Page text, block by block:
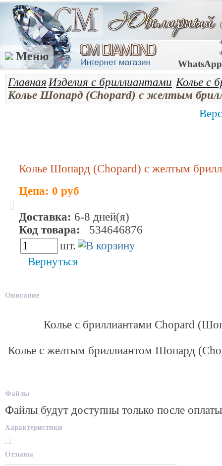
Меню
Главная Изделия с бриллиантами Колье с
Колье Шопард (Chopard) с желтым
Колье Шопард (Chopard) с желтым
Цена: 0 руб
Доставка: 6-8 дней(я)
Код товара: 534646876
шт.
Вернуться
Описание
Колье с бриллиантами Chopard
Колье с желтым бриллиантом Шопард
Файлы
Файлы будут доступны только после оплаты
Характеристики
Отзывы